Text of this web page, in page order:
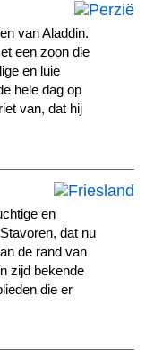
van Aladdin.
een zoon die
en luie
hele dag op
van, dat hij
en
dat nu
de rand van
zijd bekende
die er